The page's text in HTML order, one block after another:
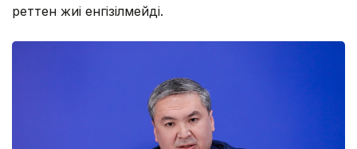
реттен жиі енгізілмейді.